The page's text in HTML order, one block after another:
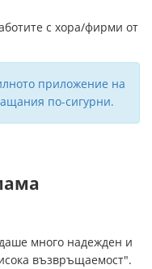
с хора/фирми от
приложение на
по-сигурни.
много надежден и
възвръщаемост".